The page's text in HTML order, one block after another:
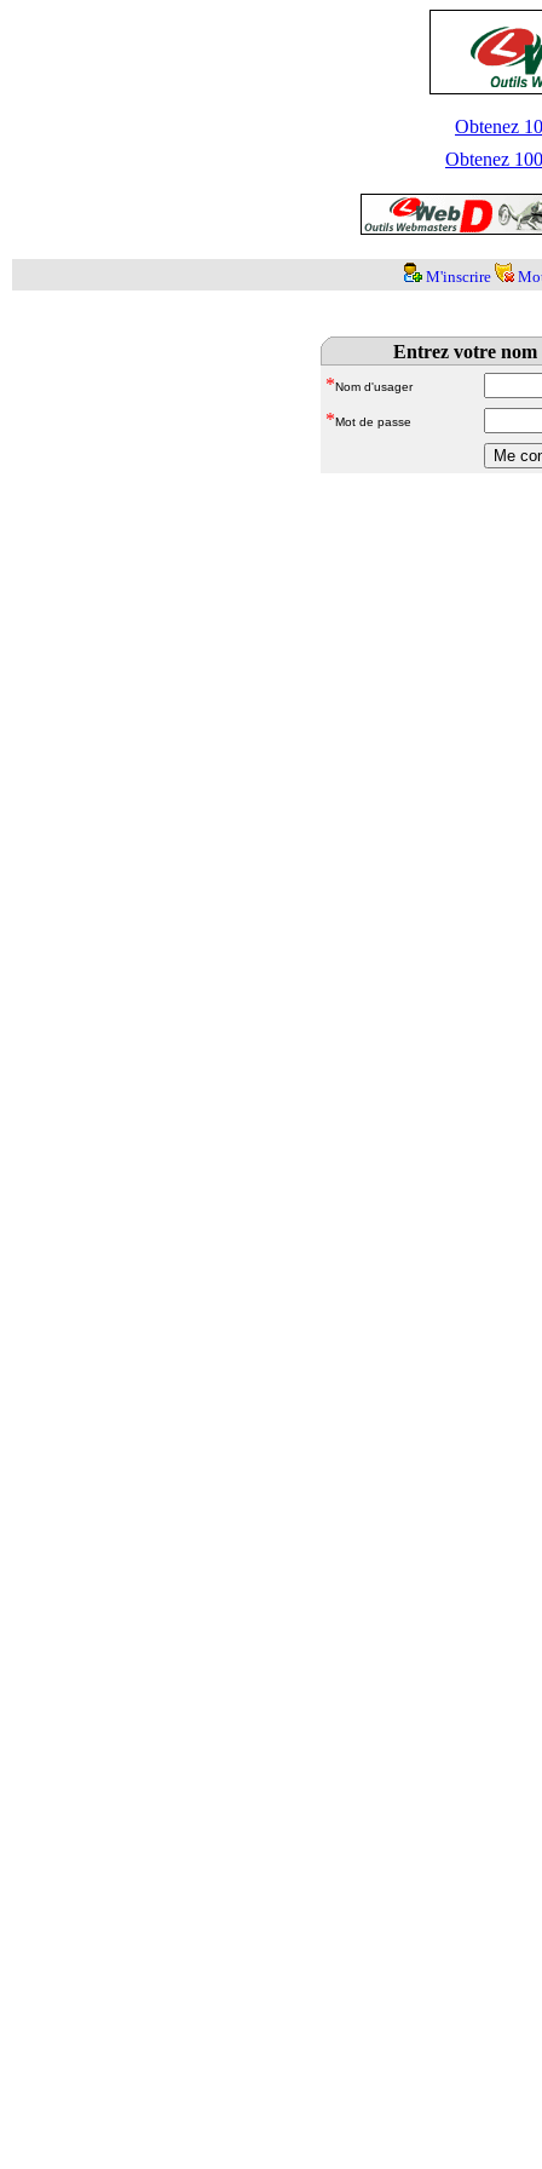
Obtenez
Obtenez
M'inscrire
Entrez votre nom
*Nom d'usager
*Mot de passe